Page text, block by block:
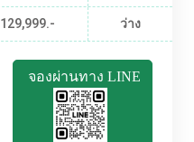
129,999.- ว่าง
จองผ่านทาง LINE